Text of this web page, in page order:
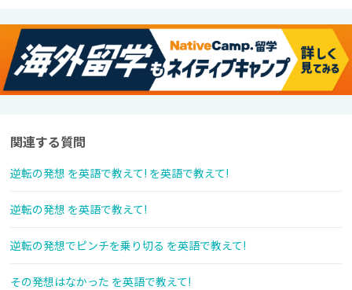
関連する質問
逆転の発想 を英語で教えて! を英語で教えて!
逆転の発想 を英語で教えて!
逆転の発想でピンチを乗り切る を英語で教えて!
その発想はなかった を英語で教えて!